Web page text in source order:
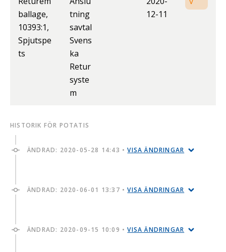
ballage,
10393:1,
Spjutspe
ts
tning
savtal
Svens
ka
Retur
syste
m
12-11
HISTORIK FÖR POTATIS
ÄNDRAD: 2020-05-28 14:43 •VISA ÄNDRINGAR
ÄNDRAD: 2020-06-01 13:37 •VISA ÄNDRINGAR
ÄNDRAD: 2020-09-15 10:09 •VISA ÄNDRINGAR